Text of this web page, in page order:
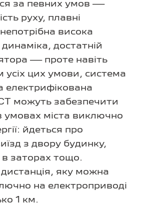
за певних умов —
руху, плавні
висока
достатній
— проте навіть
усіх цих умови, система
електрифікована
можуть забезпечити
умовах міста виключно
йдеться про
з двору будинку,
в заторах тощо.
яку можна
на електроприводі
1 км.